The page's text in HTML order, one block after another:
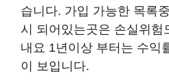
습니다. 가입 가능한 목록
시 되어있는곳은 손실위험
내요 1년이상 부터는 수익
이 보입니다.